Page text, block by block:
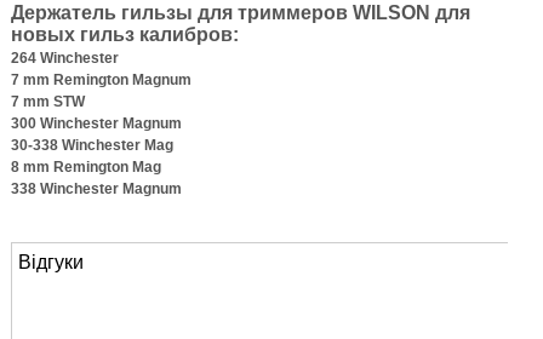
Держатель гильзы для триммеров WILSON для
новых гильз калибров:
264 Winchester
7 mm Remington Magnum
7 mm STW
300 Winchester Magnum
30-338 Winchester Mag
8 mm Remington Mag
338 Winchester Magnum
Відгуки